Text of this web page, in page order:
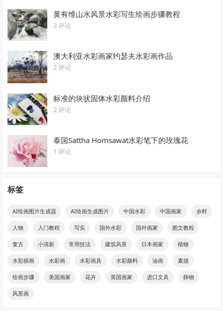
黄有维山水风景水彩写生绘画步骤教程
3 评论
澳大利亚水彩画家约瑟夫水彩画作品
2 评论
标准的块状固体水彩颜料介绍
2 评论
泰国Sattha Homsawat水彩笔下的玫瑰花
1 评论
标签
AI绘画图片生成器 AI绘画生成图片 中国水彩 中国画家 乡村
人物 入门教程 写实 国外水彩 国外画家 图文教程
复古 小清新 常用技法 建筑风景 日本画家 植物
水彩插画 水彩画 水彩画具 水彩颜料 油画 素描
绘画步骤 美国画家 花卉 英国画家 进口文具 静物
风景画